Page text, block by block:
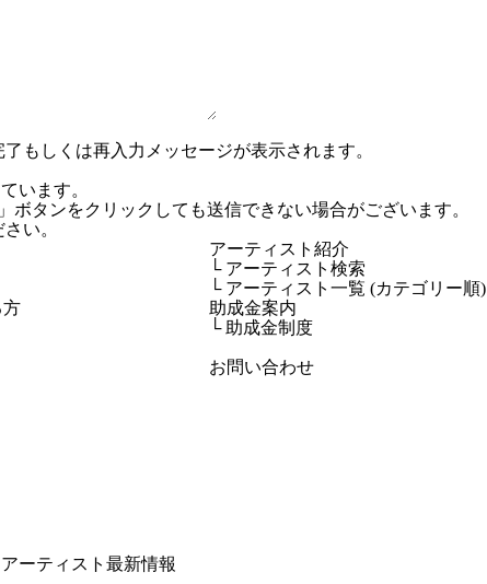
もしくは再入力メッセージが表示されます。
います。
タンをクリックしても送信できない場合がございます。
い。
アーティスト紹介
└ アーティスト検索
└ アーティスト一覧 (カテゴリー順)
方
助成金案内
└ 助成金制度
お問い合わせ
アーティスト最新情報